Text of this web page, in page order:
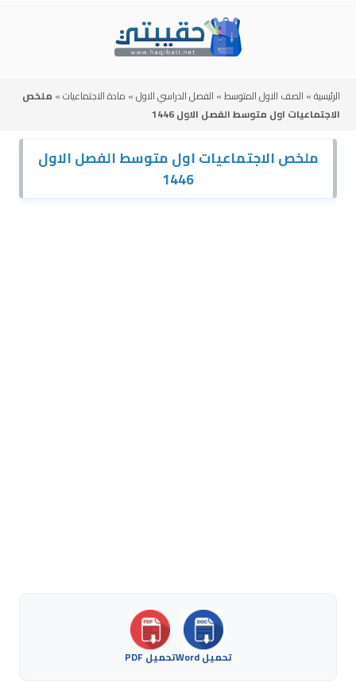
الرئيسية» الصف الاول المتوسط» الفصل الدراسي الاول» مادة الاجتماعيات» ملخص
الاجتماعيات اول متوسط الفصل الاول 1446
ملخص الاجتماعيات اول متوسط الفصل الاول
1446
تحميل Word تحميل PDF